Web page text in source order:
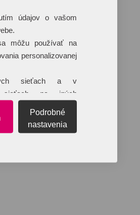
údajov o vašom
môžu používať na
personalizovanej
sieťach a v
sieťach na iných
Podrobné
nastavenia